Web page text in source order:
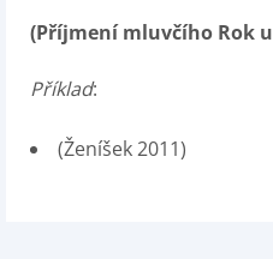
(Příjmení mluvčího Rok
Příklad:
(Ženíšek 2011)